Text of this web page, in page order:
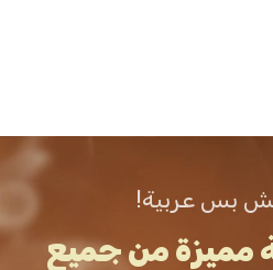
بس عربية!
مميزة من جميع